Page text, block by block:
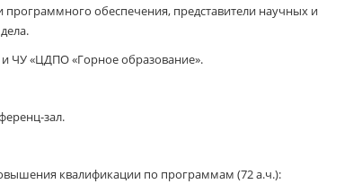
обеспечения, представители научных и
ЧУ «ЦДПО «Горное образование».
зал.
квалификации по программам (72 а.ч.):